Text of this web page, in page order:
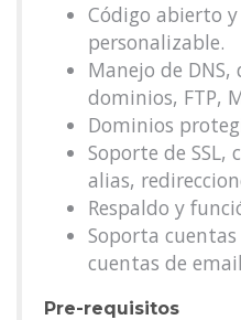
Código abierto
personalizable.
Manejo de
dominios, FTP,
Dominios
Soporte de
alias,
Respaldo y
Soporta
cuentas de
Pre-requisitos